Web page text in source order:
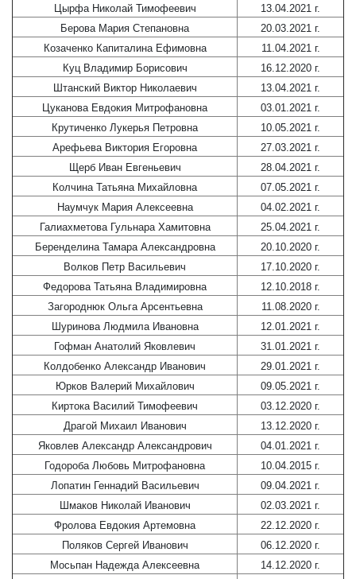
Цырфа Николай Тимофеевич
13.04.2021 г.
Берова Мария Степановна
20.03.2021 г.
Козаченко Капиталина Ефимовна
11.04.2021 г.
Куц Владимир Борисович
16.12.2020 г.
Штанский Виктор Николаевич
13.04.2021 г.
Цуканова Евдокия Митрофановна
03.01.2021 г.
Крутиченко Лукерья Петровна
10.05.2021 г.
Арефьева Виктория Егоровна
27.03.2021 г.
Щерб Иван Евгеньевич
28.04.2021 г.
Колчина Татьяна Михайловна
07.05.2021 г.
Наумчук Мария Алексеевна
04.02.2021 г.
Галиахметова Гульнара Хамитовна
25.04.2021 г.
Беренделина Тамара Александровна
20.10.2020 г.
Волков Петр Васильевич
17.10.2020 г.
Федорова Татьяна Владимировна
12.10.2018 г.
Загороднюк Ольга Арсентьевна
11.08.2020 г.
Шуринова Людмила Ивановна
12.01.2021 г.
Гофман Анатолий Яковлевич
31.01.2021 г.
Колдобенко Александр Иванович
29.01.2021 г.
Юрков Валерий Михайлович
09.05.2021 г.
Киртока Василий Тимофеевич
03.12.2020 г.
Драгой Михаил Иванович
13.12.2020 г.
Яковлев Александр Александрович
04.01.2021 г.
Годороба Любовь Митрофановна
10.04.2015 г.
Лопатин Геннадий Васильевич
09.04.2021 г.
Шмаков Николай Иванович
02.03.2021 г.
Фролова Евдокия Артемовна
22.12.2020 г.
Поляков Сергей Иванович
06.12.2020 г.
Мосьпан Надежда Алексеевна
14.12.2020 г.